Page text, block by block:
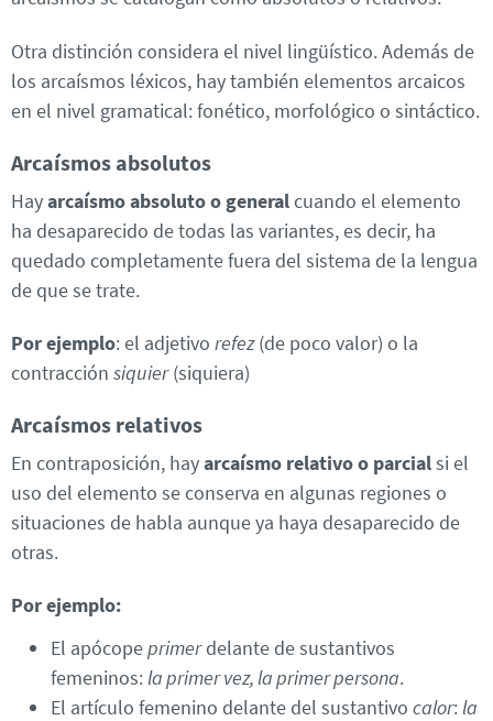
Otra distinción considera el nivel lingüístico. Además de
los arcaísmos léxicos, hay también elementos arcaicos
en el nivel gramatical: fonético, morfológico o sintáctico.
Arcaísmos absolutos
Hayarcaísmo absolutoo generalcuando el elemento
ha desaparecido de todas las variantes, es decir, ha
quedado completamente fuera del sistema de la lengua
de que se trate.
Por ejemplo: el adjetivo refez(de poco valor) o la
contracción siquier(siquiera)
Arcaísmos relativos
En contraposición, hayarcaísmo relativo o parcialsi el
uso del elemento se conserva en algunas regiones o
situaciones de habla aunque ya haya desaparecido de
otras.
Por ejemplo:
El apócopeprimerdelante de sustantivos
femeninos:la primer vez, la primer persona.
El artículo femenino delante del sustantivo calor:la